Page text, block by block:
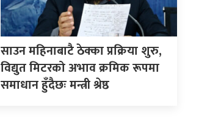
साउन महिनाबाटै ठेक्का प्रक्रिया शुरु,
विद्युत मिटरको अभाव क्रमिक रूपमा
समाधान हुँदैछः मन्त्री श्रेष्ठ